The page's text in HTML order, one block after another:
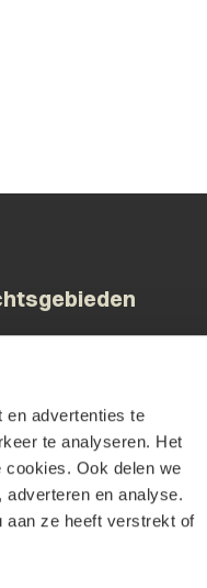
en advertenties te
te analyseren. Het
cookies. Ook delen we
en analyse.
aan ze heeft verstrekt of
Innovatie
& DGA